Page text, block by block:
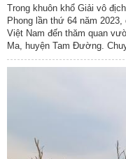
Trong khuôn khổ Giải vô
Phong lần thứ 64 năm
Việt Nam đến thăm quan
Ma, huyện Tam Đường.